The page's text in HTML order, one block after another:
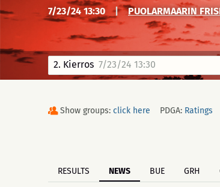
7/23/24 13:30 | PUOLARMAARIN
2. Kierros 7/23/24 13:30
Show groups: click here PDGA: Ratings
RESULTS NEWS BUE GRH